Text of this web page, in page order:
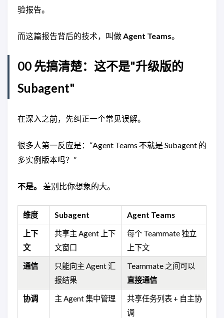
验报告。
而这篇报告背后的技术，叫做Agent Teams。
00 先搞清楚：这不是"升级版的
Subagent"
在深入之前，先纠正一个常见误解。
很多人第一反应是：“Agent Teams 不就是 Subagent 的
多实例版本吗？”
不是。 差别比你想象的大。
维度 Subagent Agent Teams
上下
文
共享主 Agent 上下
文窗口
每个 Teammate 独立
上下文
通信
只能向主 Agent 汇
报结果
Teammate 之间可以
直接通信
协调 主 Agent 集中管理
共享任务列表 + 自主协
调